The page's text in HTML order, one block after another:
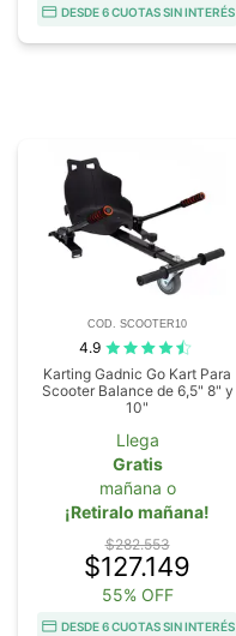
DESDE 6 CUOTAS SIN INTERÉS
COD. SCOOTER10
4.9
Karting Gadnic Go Kart Para
Scooter Balance de 6,5" 8" y
10"
Llega
Gratis
mañana o
¡Retiralo mañana!
$282.553
$127.149
55% OFF
DESDE 6 CUOTAS SIN INTERÉS